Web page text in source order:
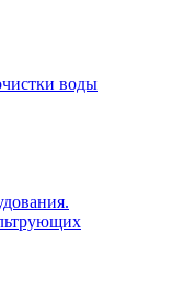
воды